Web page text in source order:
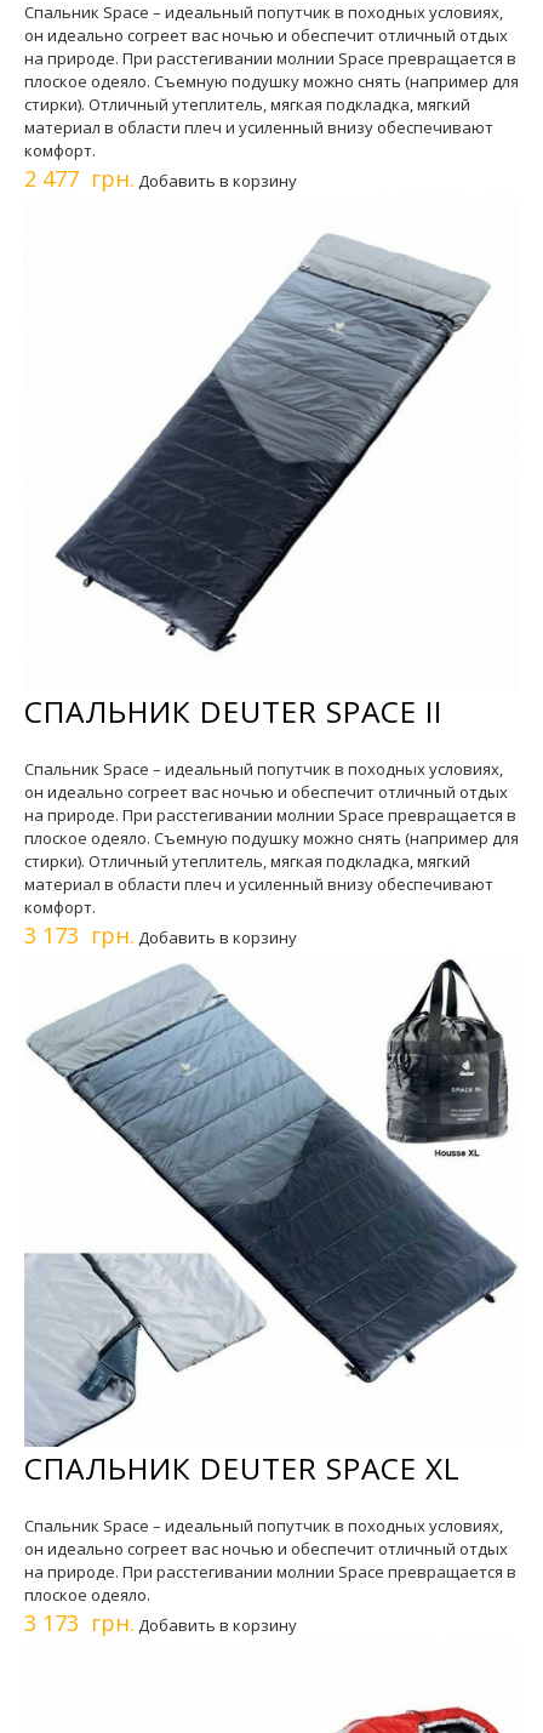
Спальник Space – идеальный попутчик в походных условиях,
он идеально согреет вас ночью и обеспечит отличный отдых
на природе. При расстегивании молнии Space превращается в
плоское одеяло. Съемную подушку можно снять (например для
стирки). Отличный утеплитель, мягкая подкладка, мягкий
материал в области плеч и усиленный внизу обеспечивают
комфорт.
2 477 грн. Добавить в корзину
СПАЛЬНИК DEUTER SPACE II
Спальник Space – идеальный попутчик в походных условиях,
он идеально согреет вас ночью и обеспечит отличный отдых
на природе. При расстегивании молнии Space превращается в
плоское одеяло. Съемную подушку можно снять (например для
стирки). Отличный утеплитель, мягкая подкладка, мягкий
материал в области плеч и усиленный внизу обеспечивают
комфорт.
3 173 грн. Добавить в корзину
СПАЛЬНИК DEUTER SPACE XL
Спальник Space – идеальный попутчик в походных условиях,
он идеально согреет вас ночью и обеспечит отличный отдых
на природе. При расстегивании молнии Space превращается в
плоское одеяло.
3 173 грн. Добавить в корзину